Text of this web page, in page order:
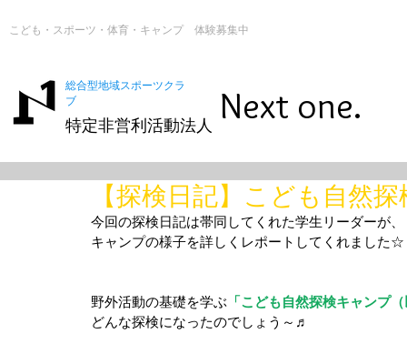
こども・スポーツ・体育・キャンプ 体験募集中
総合型地域スポーツクラ
ブ
特定非営利活動法人 Next one.
【探検日記】こども自然
今回の探検日記は帯同してくれた学生リーダーが、
キャンプの様子を詳しくレポートしてくれました☆
野外活動の基礎を学ぶ 「こども自然探検キャンプ
どんな探検になったのでしょう～♬